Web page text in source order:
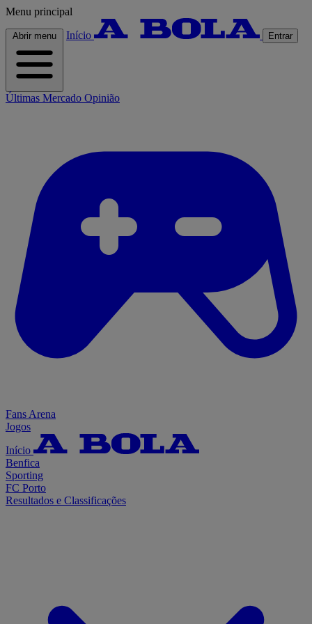
Menu principal
Abrir menu Início Entrar
Últimas Mercado Opinião
Fans Arena
Jogos
Início
Benfica
Sporting
FC Porto
Resultados e Classificações